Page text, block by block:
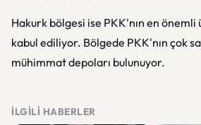
Hakurk bölgesi ise PKK'nın en
kabul ediliyor. Bölgede PKK'nın çok
mühimmat depoları bulunuyor.
İLGILI HABERLER